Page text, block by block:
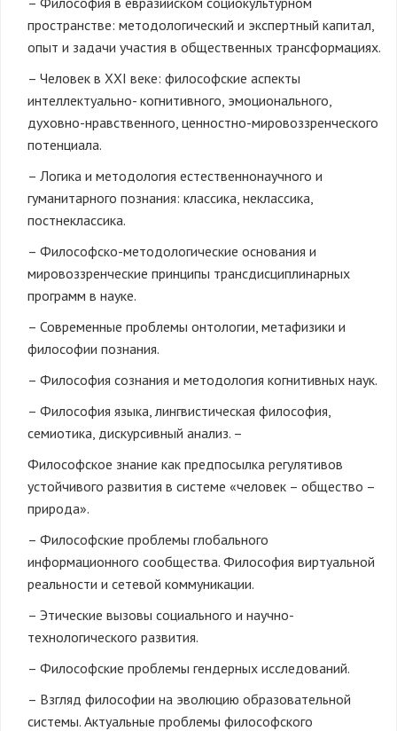
пространстве: методологический и экспертный капитал,
опыт и задачи участия в общественных трансформациях.
– Человек в XXI веке: философские аспекты
интеллектуально- когнитивного, эмоционального,
духовно-нравственного, ценностно-мировоззренческого
потенциала.
– Логика и методология естественнонаучного и
гуманитарного познания: классика, неклассика,
постнеклассика.
– Философско-методологические основания и
мировоззренческие принципы трансдисциплинарных
программ в науке.
– Современные проблемы онтологии, метафизики и
философии познания.
– Философия сознания и методология когнитивных наук.
– Философия языка, лингвистическая философия,
семиотика, дискурсивный анализ. –
Философское знание как предпосылка регулятивов
устойчивого развития в системе «человек – общество –
природа».
– Философские проблемы глобального
информационного сообщества. Философия виртуальной
реальности и сетевой коммуникации.
– Этические вызовы социального и научно-
технологического развития.
– Философские проблемы гендерных исследований.
– Взгляд философии на эволюцию образовательной
системы. Актуальные проблемы философского